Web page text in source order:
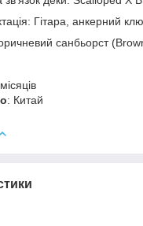
Гітара, анкерний
санбьорст
: Китай